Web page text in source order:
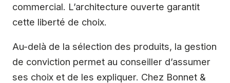
commercial. L’architecture ouverte garantit
cette liberté de choix.
Au-delà de la sélection des produits, la gestion
de conviction permet au conseiller d’assumer
ses choix et de les expliquer. Chez Bonnet &